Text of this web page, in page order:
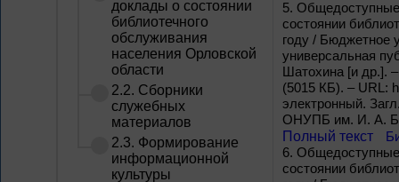
доклады о состоянии
библиотечного
обслуживания
населения Орловской
области
2.2. Сборники
служебных
материалов
2.3. Формирование
информационной
культуры
5. Общeдоступные
состоянии
году / Бюджетное
универсальная
Шатохина [и др.].
(5015 КБ). – URL:
электронный.
ОНУПБ им. И. А.
Полный текст
6. Общeдоступные
состоянии